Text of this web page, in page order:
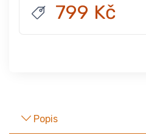
799 Kč
Popis